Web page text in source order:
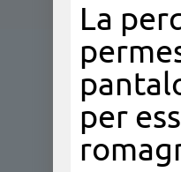
La
per